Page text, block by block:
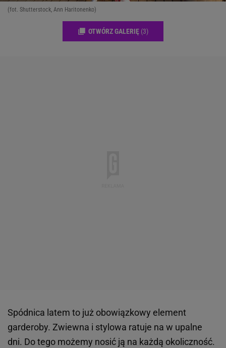
(fot. Shutterstock, Ann Haritonenko)
OTWÓRZ GALERIĘ (3)
Spódnica latem to już obowiązkowy element
garderoby. Zwiewna i stylowa ratuje na w upalne
dni. Do tego możemy nosić ją na każdą okoliczność.